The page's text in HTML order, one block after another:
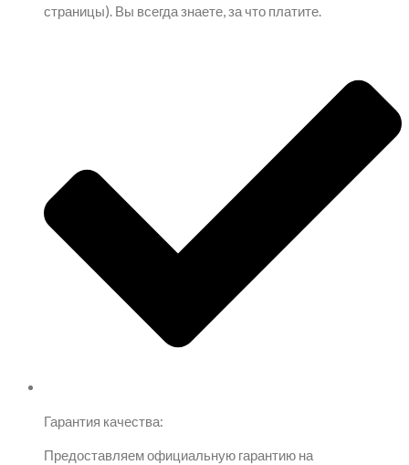
страницы). Вы всегда знаете, за что платите.
Гарантия качества:
Предоставляем официальную гарантию на